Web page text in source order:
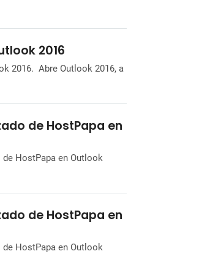
2016
2016. Abre Outlook 2016, a
de HostPapa en
HostPapa en Outlook
de HostPapa en
HostPapa en Outlook